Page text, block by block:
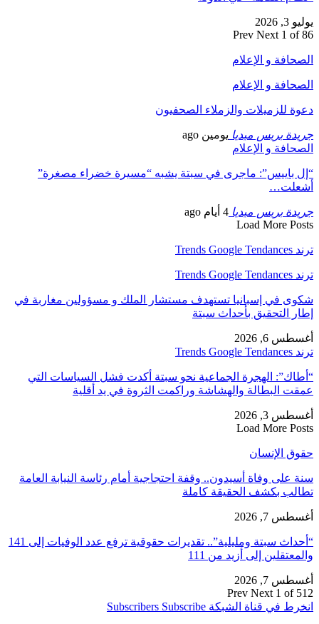
يوليو 3, 2026
Prev Next 1 of 86
الصحافة و الإعلام
الصحافة و الإعلام
دعوة للزميلات والزملاء الصحفيون
جريدة بريس ميديا يومين ago
الصحافة و الإعلام
“إل باييس”: ماجرى في سبتة يشبه “مسيرة خضراء مصغرة”
أشعلت…
جريدة بريس ميديا 4 أيام ago
Load More Posts
ترند Trends Google Tendances
ترند Trends Google Tendances
شكوى في إسبانيا تستهدف مستشار الملك و مسؤولين مغاربة في
إطار التحقيق بأحداث سبتة
أغسطس 6, 2026
ترند Trends Google Tendances
“أطاك”: الهجرة الجماعية نحو سبتة أكدت فشل السياسات التي
عمقت البطالة والهشاشة وراكمت الثروة في يد أقلية
أغسطس 3, 2026
Load More Posts
حقوق الإنسان
سنة على وفاة أسيدون.. وقفة احتجاجية أمام رئاسة النيابة العامة
تطالب بكشف الحقيقة كاملة
أغسطس 7, 2026
“أحداث سبتة ومليلية”.. تقديرات حقوقية ترفع عدد الوفيات إلى 141
والمعتقلين إلى أزيد من 111
أغسطس 7, 2026
Prev Next 1 of 512
انخرط في قناة الشبكة
Subscribers Subscribe